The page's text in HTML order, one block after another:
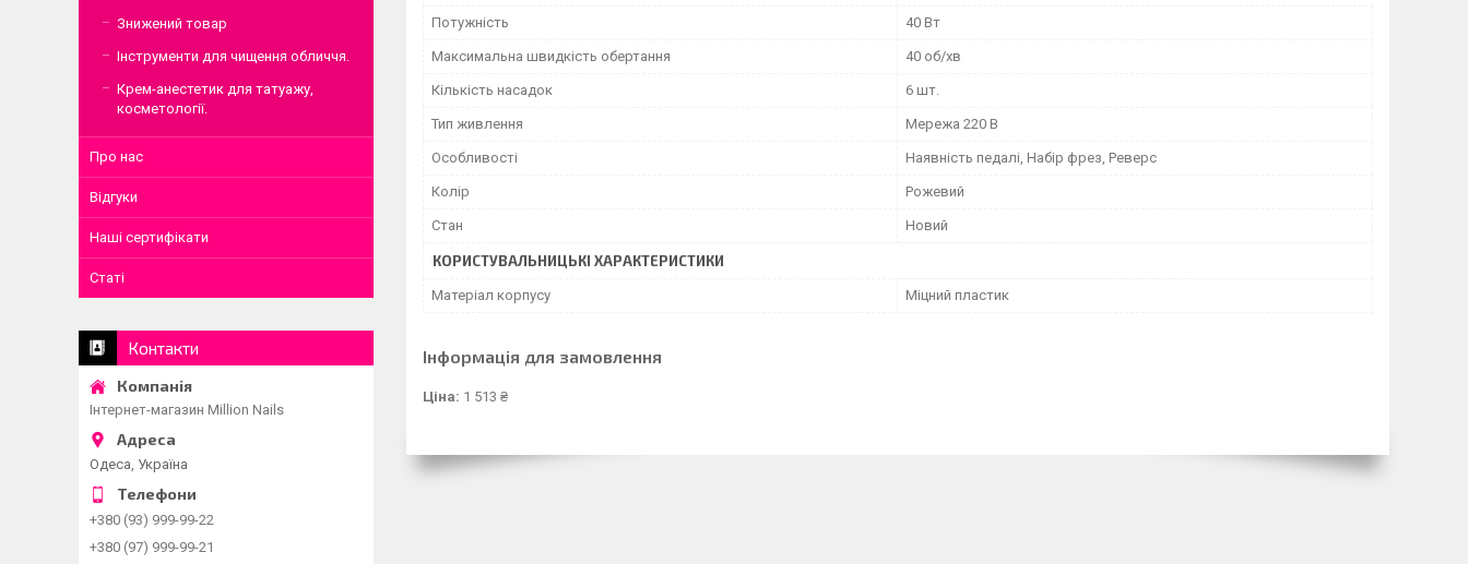
Потужність 40 Вт
Максимальна швидкість обертання 40 об/хв
Кількість насадок 6 шт.
Тип живлення Мережа 220 В
Особливості Наявність педалі, Набір фрез, Реверс
Колір Рожевий
Стан Новий
КОРИСТУВАЛЬНИЦЬКІ ХАРАКТЕРИСТИКИ
Матеріал корпусу Міцний пластик
Інформація для замовлення
Ціна: 1 513 ₴
Знижений товар
Інструменти для чищення обличчя.
Крем-анестетик для татуажу,
косметології.
Про нас
Відгуки
Наші сертифікати
Статі
Контакти
Інтернет-магазин Million Nails
Одеса, Україна
+380 (93) 999-99-22
+380 (97) 999-99-21